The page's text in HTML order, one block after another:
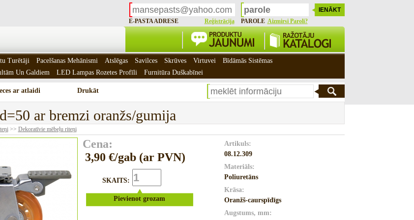
E-PASTA ADRESE Reģistrācija PAROLE Aizmirsi Paroli?
ar atlaidi Drukāt
ar bremzi oranžs/gumija
>> Dekoratīvie mēbeļu riteņi
Cena:
3,90 €/gab (ar PVN)
SKAITS:
Pievienot grozam
Artikuls:
08.12.309
Materiāls:
Poliuretāns
Krāsa:
Oranžš-caurspīdīgs
Augstums, mm:
Turētāji Pacelšanas Mehānismi Atslēgas Savilces Skrūves Virtuvei
Bīdāmās Sistēmas
Un Galdiem LED Lampas Rozetes Profīli Furnitūra Duškabīnei